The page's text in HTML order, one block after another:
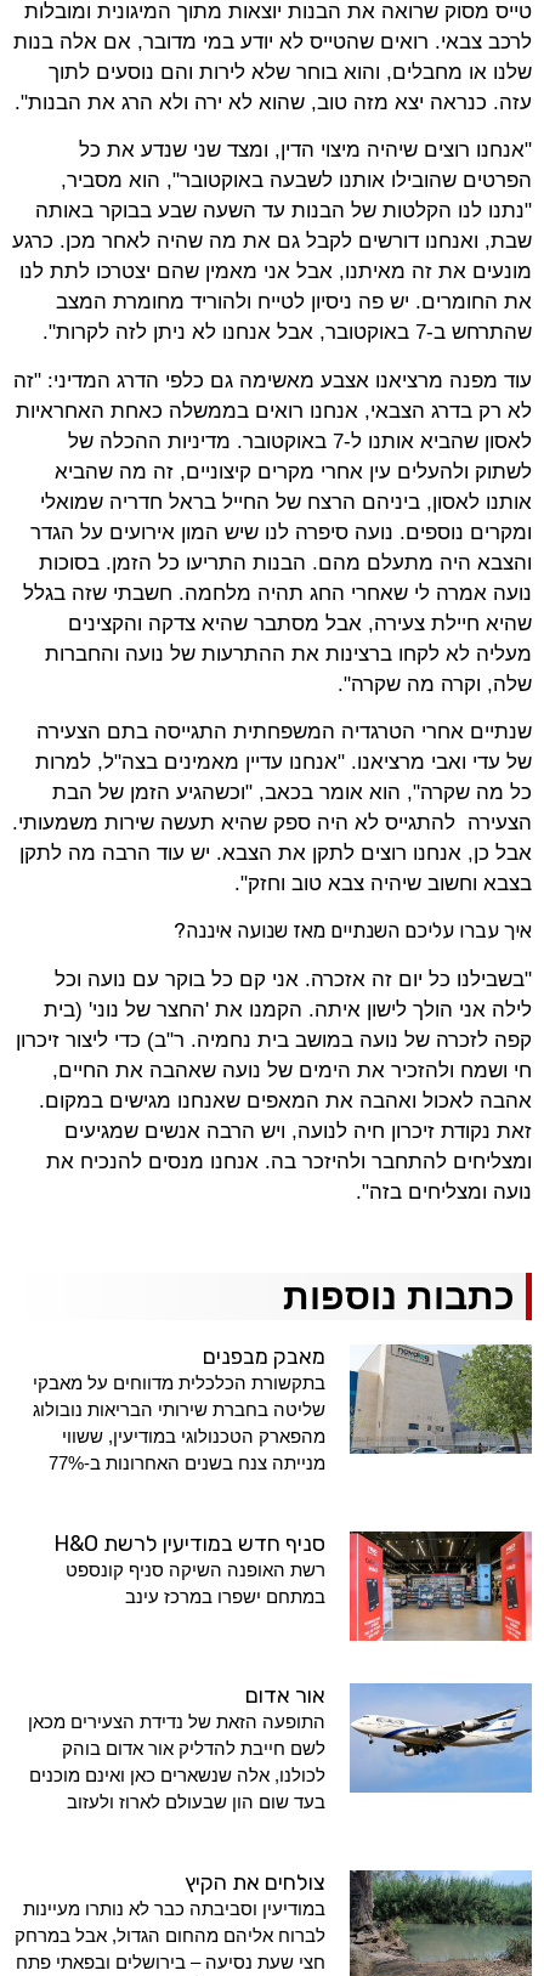
טייס מסוק שרואה את הבנות יוצאות מתוך המיגונית ומובלות
לרכב צבאי. רואים שהטייס לא יודע במי מדובר, אם אלה בנות
שלנו או מחבלים, והוא בוחר שלא לירות והם נוסעים לתוך
עזה. כנראה יצא מזה טוב, שהוא לא ירה ולא הרג את הבנות".
"אנחנו רוצים שיהיה מיצוי הדין, ומצד שני שנדע את כל
הפרטים שהובילו אותנו לשבעה באוקטובר", הוא מסביר,
"נתנו לנו הקלטות של הבנות עד השעה שבע בבוקר באותה
שבת, ואנחנו דורשים לקבל גם את מה שהיה לאחר מכן. כרגע
מונעים את זה מאיתנו, אבל אני מאמין שהם יצטרכו לתת לנו
את החומרים. יש פה ניסיון לטייח ולהוריד מחומרת המצב
שהתרחש ב-7 באוקטובר, אבל אנחנו לא ניתן לזה לקרות".
עוד מפנה מרציאנו אצבע מאשימה גם כלפי הדרג המדיני: "זה
לא רק בדרג הצבאי, אנחנו רואים בממשלה כאחת האחראיות
לאסון שהביא אותנו ל-7 באוקטובר. מדיניות ההכלה של
לשתוק ולהעלים עין אחרי מקרים קיצוניים, זה מה שהביא
אותנו לאסון, ביניהם הרצח של החייל בראל חדריה שמואלי
ומקרים נוספים. נועה סיפרה לנו שיש המון אירועים על הגדר
והצבא היה מתעלם מהם. הבנות התריעו כל הזמן. בסוכות
נועה אמרה לי שאחרי החג תהיה מלחמה. חשבתי שזה בגלל
שהיא חיילת צעירה, אבל מסתבר שהיא צדקה והקצינים
מעליה לא לקחו ברצינות את ההתרעות של נועה והחברות
שלה, וקרה מה שקרה".
שנתיים אחרי הטרגדיה המשפחתית התגייסה בתם הצעירה
של עדי ואבי מרציאנו. "אנחנו עדיין מאמינים בצה"ל, למרות
כל מה שקרה", הוא אומר בכאב, "וכשהגיע הזמן של הבת
הצעירה להתגייס לא היה ספק שהיא תעשה שירות משמעותי.
אבל כן, אנחנו רוצים לתקן את הצבא. יש עוד הרבה מה לתקן
בצבא וחשוב שיהיה צבא טוב וחזק".
איך עברו עליכם השנתיים מאז שנועה איננה?
"בשבילנו כל יום זה אזכרה. אני קם כל בוקר עם נועה וכל
לילה אני הולך לישון איתה. הקמנו את 'החצר של נוני' (בית
קפה לזכרה של נועה במושב בית נחמיה. ר"ב) כדי ליצור זיכרון
חי ושמח ולהזכיר את הימים של נועה שאהבה את החיים,
אהבה לאכול ואהבה את המאפים שאנחנו מגישים במקום.
זאת נקודת זיכרון חיה לנועה, ויש הרבה אנשים שמגיעים
ומצליחים להתחבר ולהיזכר בה. אנחנו מנסים להנכיח את
נועה ומצליחים בזה".
כתבות נוספות
מאבק מבפנים
בתקשורת הכלכלית מדווחים על מאבקי
שליטה בחברת שירותי הבריאות נובולוג
מהפארק הטכנולוגי במודיעין, ששווי
מנייתה צנח בשנים האחרונות ב-77%
סניף חדש במודיעין לרשת H&O
רשת האופנה השיקה סניף קונספט
במתחם ישפרו במרכז עינב
אור אדום
התופעה הזאת של נדידת הצעירים מכאן
לשם חייבת להדליק אור אדום בוהק
לכולנו, אלה שנשארים כאן ואינם מוכנים
בעד שום הון שבעולם לארוז ולעזוב
צולחים את הקיץ
במודיעין וסביבתה כבר לא נותרו מעיינות
לברוח אליהם מהחום הגדול, אבל במרחק
חצי שעת נסיעה – בירושלים ובפאתי פתח